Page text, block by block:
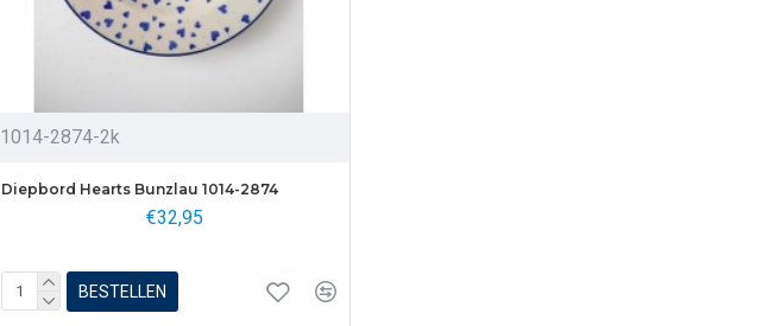
1014-2874-2k
Diepbord Hearts Bunzlau 1014-2874
€32,95
BESTELLEN